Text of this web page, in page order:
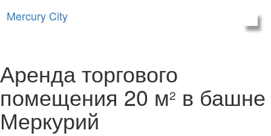
Mercury City
Аренда торгового
помещения 20 м2 в башне
Меркурий